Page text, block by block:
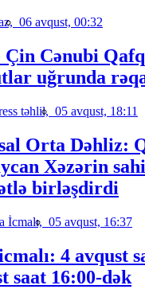
06 avqust, 00:32
Çin Cənubi
uğrunda
təhlil, 05 avqust, 18:11
Orta Dəhliz:
Xəzərin
birləşdirdi
İcmalı, 05 avqust, 16:37
4 avqust
saat 16:00-dək